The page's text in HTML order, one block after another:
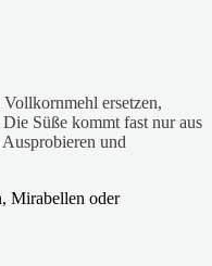
ersetzen,
Süße kommt fast nur aus
und